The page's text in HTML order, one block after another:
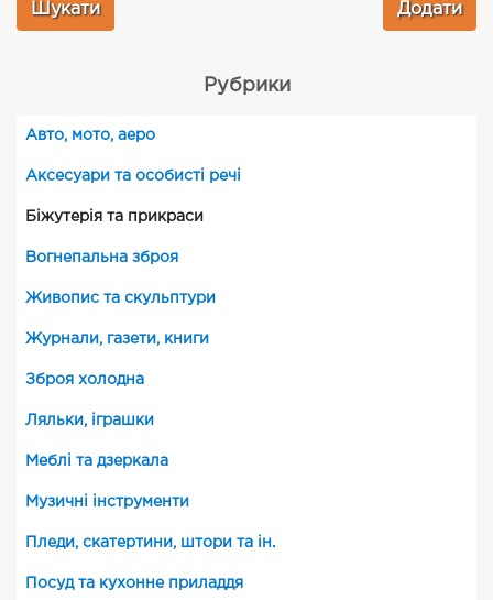
Додати
Рубрики
Авто, мото, аеро
Аксесуари та особисті речі
Біжутерія та прикраси
Вогнепальна зброя
Живопис та скульптури
Журнали, газети, книги
Зброя холодна
Ляльки, іграшки
Меблі та дзеркала
Музичні інструменти
Пледи, скатертини, штори та ін.
Посуд та кухонне приладдя